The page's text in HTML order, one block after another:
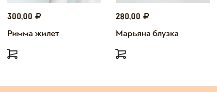
300,00
Римма жилет
280,00
Марьяна блузка